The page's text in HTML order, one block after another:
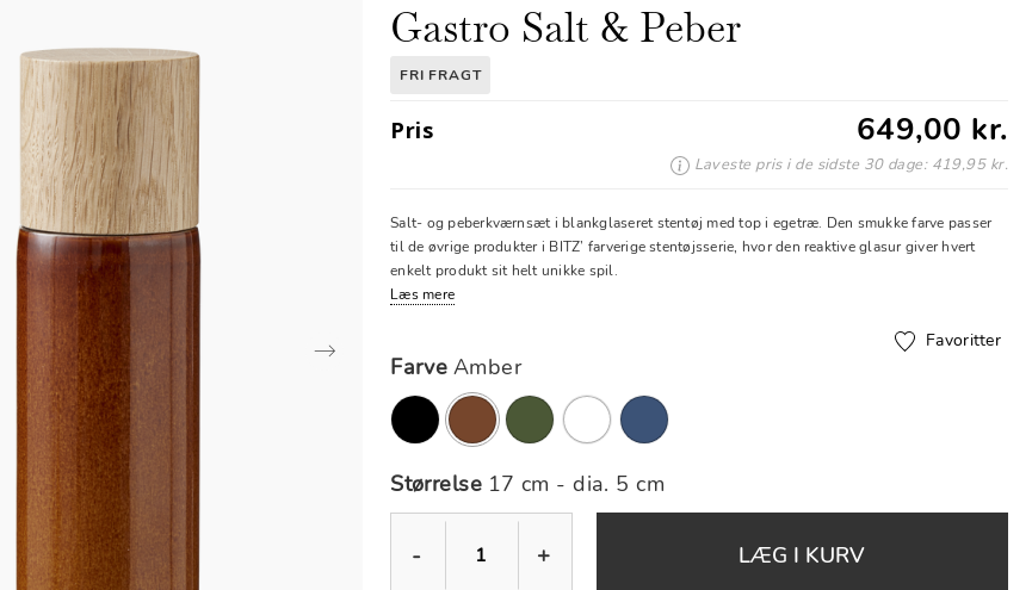
Gastro Salt & Peber
FRI FRAGT
Pris 649,00 kr.
Laveste pris i de sidste 30 dage: 419,95 kr.
Salt- og peberkværnsæt i blankglaseret stentøj med top i egetræ. Den smukke farve passer
til de øvrige produkter i BITZ’ farverige stentøjsserie, hvor den reaktive glasur giver hvert
enkelt produkt sit helt unikke spil.
Læs mere
Favoritter
Farve Amber
valgte
Størrelse 17 cm - dia. 5 cm
- + LÆG I KURV